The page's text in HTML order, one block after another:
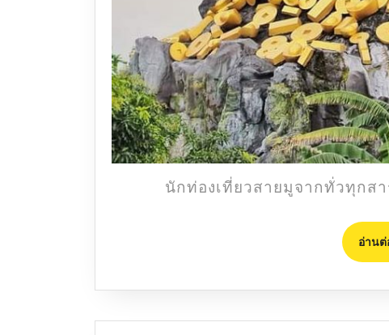
นักท่องเที่ยวสายมูจากทั่วทุกส
อ่านต่